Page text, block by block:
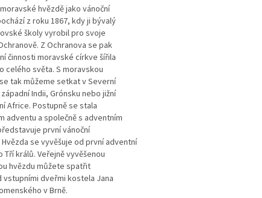
hvězdě jako vánoční
z roku 1867, kdy ji bývalý
školy vyrobil pro svoje
Z Ochranova se pak
činnosti moravské církve šířila
celého světa. S moravskou
tak můžeme setkat v Severní
Indii, Grónsku nebo jižní
Africe. Postupně se stala
adventu a společně s adventním
první vánoční
se vyvěšuje od první adventní
Tří králů. Veřejně vyvěšenou
hvězdu můžete spatřit
vstupními dveřmi kostela Jana
v Brně.